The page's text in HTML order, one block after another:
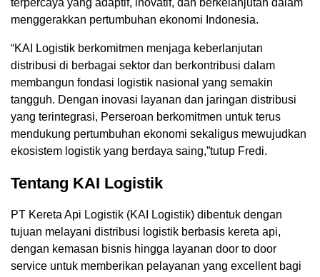
terpercaya yang adaptif, inovatif, dan berkelanjutan dalam
menggerakkan pertumbuhan ekonomi Indonesia.
“KAI Logistik berkomitmen menjaga keberlanjutan
distribusi di berbagai sektor dan berkontribusi dalam
membangun fondasi logistik nasional yang semakin
tangguh. Dengan inovasi layanan dan jaringan distribusi
yang terintegrasi, Perseroan berkomitmen untuk terus
mendukung pertumbuhan ekonomi sekaligus mewujudkan
ekosistem logistik yang berdaya saing,”tutup Fredi.
Tentang KAI Logistik
PT Kereta Api Logistik (KAI Logistik) dibentuk dengan
tujuan melayani distribusi logistik berbasis kereta api,
dengan kemasan bisnis hingga layanan door to door
service untuk memberikan pelayanan yang excellent bagi